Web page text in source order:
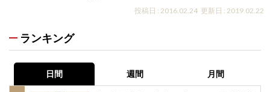
投稿日 : 2016.02.24 更新日 : 2019.02.22
ランキング
日間 週間 月間